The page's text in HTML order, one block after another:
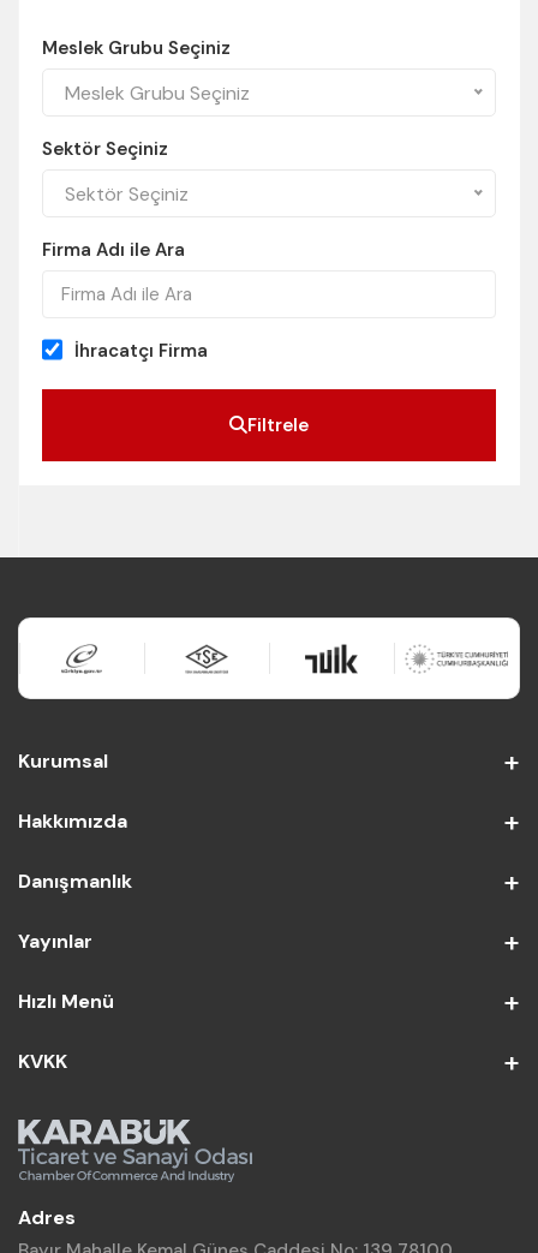
Meslek Grubu Seçiniz
Meslek Grubu Seçiniz
Sektör Seçiniz
Sektör Seçiniz
Firma Adı ile Ara
İhracatçı Firma
Filtrele
Kurumsal
Hakkımızda
Danışmanlık
Yayınlar
Hızlı Menü
KVKK
Adres